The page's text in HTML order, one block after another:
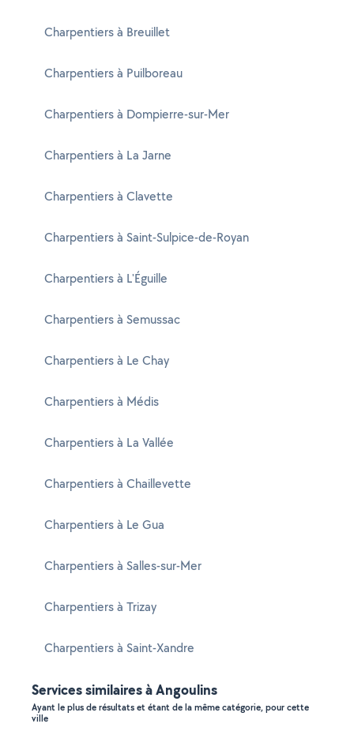
Charpentiers à Breuillet
Charpentiers à Puilboreau
Charpentiers à Dompierre-sur-Mer
Charpentiers à La Jarne
Charpentiers à Clavette
Charpentiers à Saint-Sulpice-de-Royan
Charpentiers à L'Éguille
Charpentiers à Semussac
Charpentiers à Le Chay
Charpentiers à Médis
Charpentiers à La Vallée
Charpentiers à Chaillevette
Charpentiers à Le Gua
Charpentiers à Salles-sur-Mer
Charpentiers à Trizay
Charpentiers à Saint-Xandre
Services similaires à Angoulins
Ayant le plus de résultats et étant de la même catégorie, pour cette
ville